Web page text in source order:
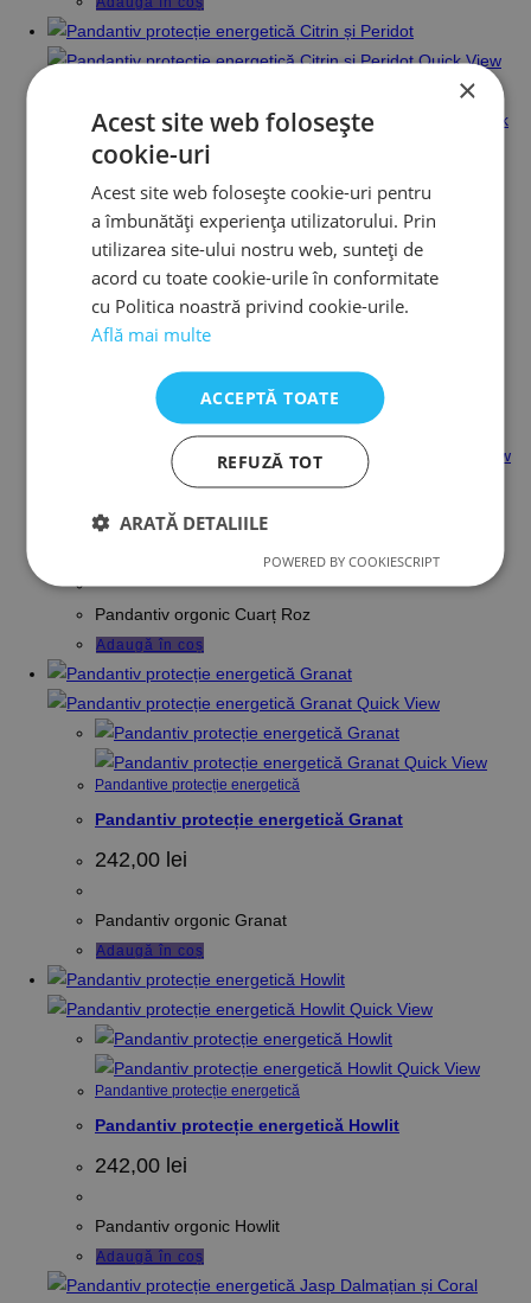
Quick View
Quick
View
Pandantiv protecție energetică Citrin și Peridot
242,00 lei
Pandantiv orgonic Citrin și Peridot
Adaugă în coș
Quick View
Quick View
Pandantive protecție energetică
Pandantiv protecție energetică Cuarț Roz
Pandantiv orgonic Cuarț Roz
Adaugă în coș
Quick View
Quick View
Pandantive protecție energetică
Pandantiv protecție energetică Granat
242,00 lei
Pandantiv orgonic Granat
Adaugă în coș
Quick View
Quick View
Pandantive protecție energetică
Pandantiv protecție energetică Howlit
242,00 lei
Pandantiv orgonic Howlit
Adaugă în coș
×
Acest site web folosește
cookie-uri
Acest site web folosește cookie-uri pentru
a îmbunătăți experiența utilizatorului. Prin
utilizarea site-ului nostru web, sunteți de
acord cu toate cookie-urile în conformitate
cu Politica noastră privind cookie-urile.
Află mai multe
ACCEPTĂ TOATE
REFUZĂ TOT
ARATĂ DETALIILE
POWERED BY COOKIESCRIPT